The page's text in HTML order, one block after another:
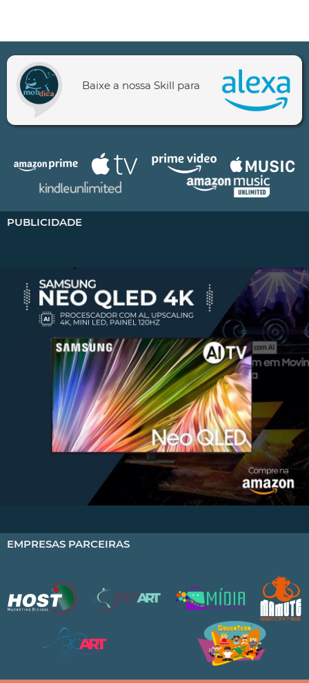
Baixe a nossa Skill para
PUBLICIDADE
EMPRESAS PARCEIRAS